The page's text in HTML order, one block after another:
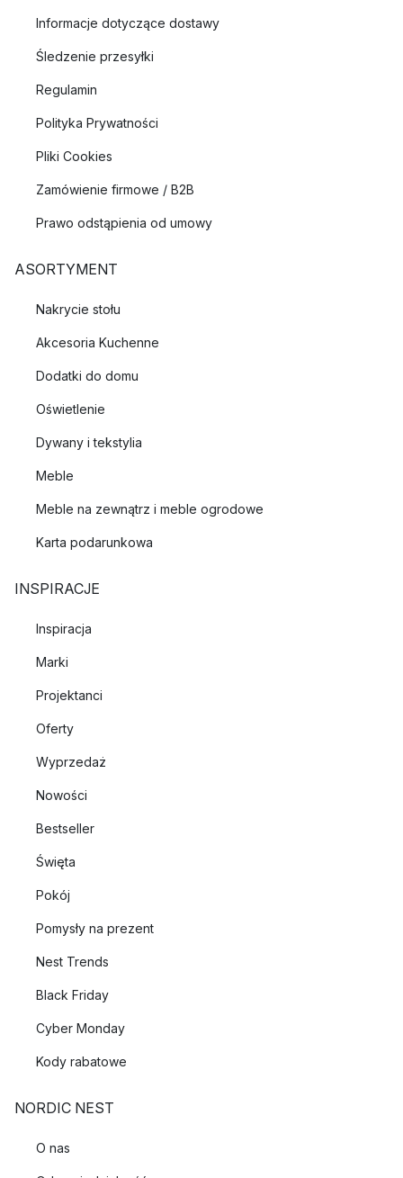
Informacje dotyczące dostawy
Śledzenie przesyłki
Regulamin
Polityka Prywatności
Pliki Cookies
Zamówienie firmowe / B2B
Prawo odstąpienia od umowy
ASORTYMENT
Nakrycie stołu
Akcesoria Kuchenne
Dodatki do domu
Oświetlenie
Dywany i tekstylia
Meble
Meble na zewnątrz i meble ogrodowe
Karta podarunkowa
INSPIRACJE
Inspiracja
Marki
Projektanci
Oferty
Wyprzedaż
Nowości
Bestseller
Święta
Pokój
Pomysły na prezent
Nest Trends
Black Friday
Cyber Monday
Kody rabatowe
NORDIC NEST
O nas